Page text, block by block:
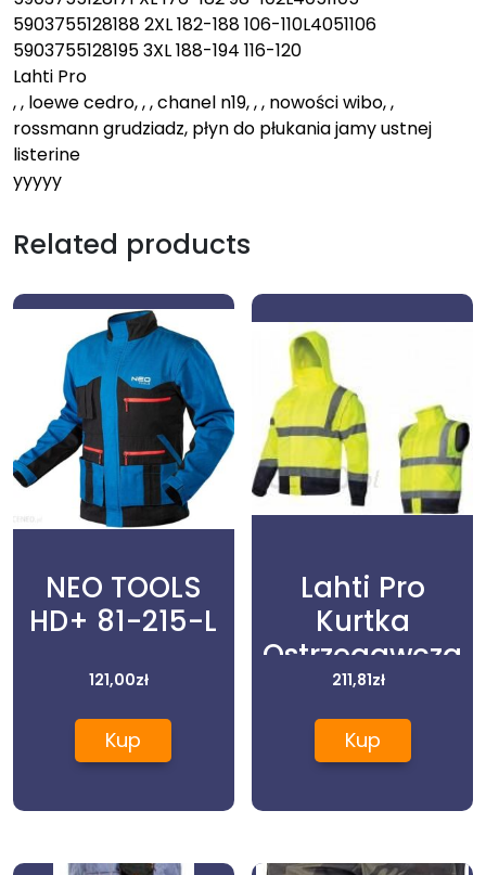
5903755128188 2XL 182-188 106-110L4051106
5903755128195 3XL 188-194 116-120
Lahti Pro
, , loewe cedro, , , chanel n19, , , nowości wibo, ,
rossmann grudziadz, płyn do płukania jamy ustnej
listerine
yyyyy
Related products
NEO TOOLS
HD+ 81-215-L
121,00zł
Kup
Lahti Pro
Kurtka
Ostrzegawcza
Zimowa 2W1
Bezrękawnik Z
Kapturem R. Xl
211,81zł
Kup